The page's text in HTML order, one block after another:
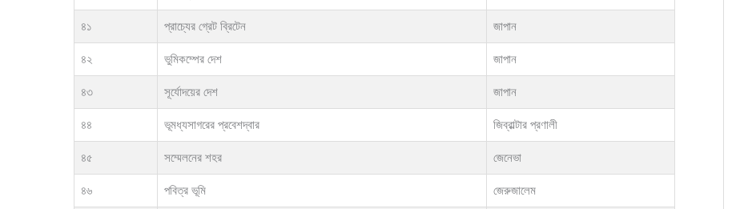
৪১ প্রাচ্যের গ্রেট ব্রিটেন জাপান
৪২ ভুমিকম্পের দেশ জাপান
৪৩ সূর্যোদয়ের দেশ জাপান
৪৪ ভূমধ্যসাগরের প্রবেশদ্বার জিব্রাল্টার প্রণালী
৪৫ সম্মেলনের শহর জেনেভা
৪৬ পবিত্র ভূমি জেরুজালেম